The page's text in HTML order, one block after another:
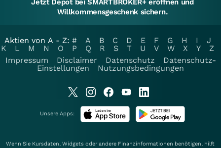
Jetzt Depot bei SMARTBROKER+ eröffnen und
Willkommensgeschenk sichern.
Aktien von A - Z: # A B C D E F G H I
J
K
L M N O P Q R S T U V W X Y
Z
Impressum
Disclaimer Datenschutz
Datenschutz-
Einstellungen
Nutzungsbedingungen
Unsere Apps:
Wenn Sie Kursdaten, Widgets oder andere Finanzinformationen benötigen, hilft